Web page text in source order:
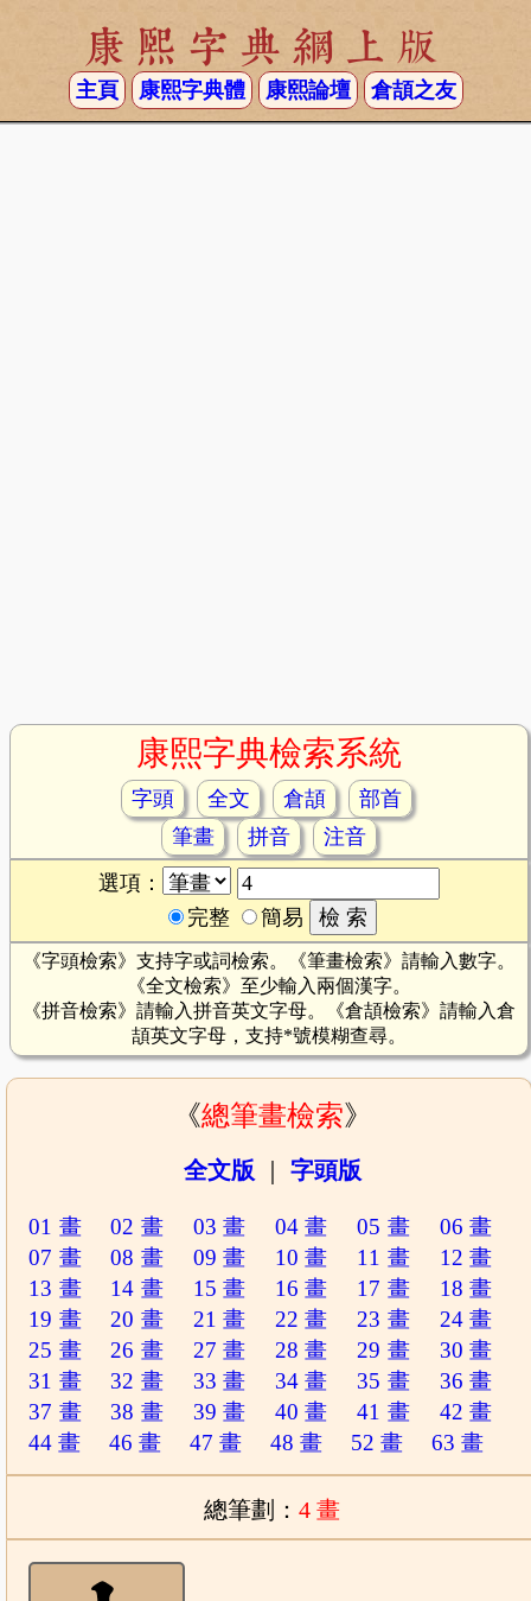
康熙字典網上版
主頁 康熙字典體 康熙論壇 倉頡之友
康熙字典檢索系統
字頭 全文 倉頡
部首
筆畫
拼音
注音
選項：
完整
簡易
《字頭檢索》支持字或詞檢索。《筆畫檢索》請輸入數字。
《全文檢索》至少輸入兩個漢字。
《拼音檢索》請輸入拼音英文字母。《倉頡檢索》請輸入倉
頡英文字母，支持*號模糊查尋。
《總筆畫檢索》
全文版 字頭版
01 畫 02 畫 03 畫 04 畫 05 畫
06 畫
07 畫
08 畫 09 畫 10 畫 11 畫
12 畫
13 畫
14 畫 15 畫 16 畫 17 畫
18 畫
19 畫
20 畫 21 畫 22 畫 23 畫
24 畫
25 畫
26 畫 27 畫 28 畫 29 畫
30 畫
31 畫
32 畫 33 畫 34 畫 35 畫
36 畫
37 畫
38 畫 39 畫 40 畫 41 畫
42 畫
44 畫
46 畫 47 畫 48 畫 52 畫 63 畫
總筆劃： 4 畫